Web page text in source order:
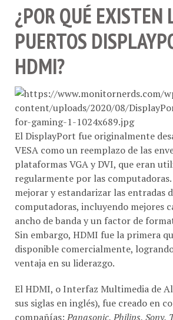
¿POR QUÉ EXISTEN
PUERTOS
HDMI?
El DisplayPort fue originalmente
VESA como un reemplazo de las
plataformas VGA y DVI, que eran
regularmente por las
mejorar y estandarizar las entradas
computadoras, incluyendo mejores
ancho de banda y un factor de
Sin embargo, HDMI fue la primera
disponible comercialmente,
ventaja en su liderazgo.
El HDMI, o Interfaz Multimedia de
sus siglas en inglés), fue creado en
compañías: Panasonic, Philips, Sony,